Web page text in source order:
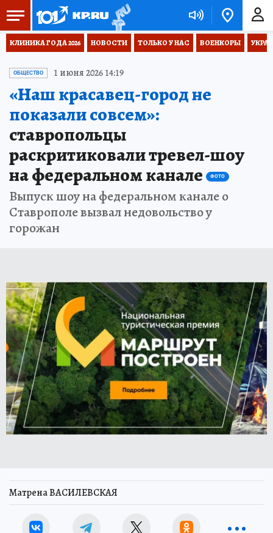
КЛИНИКА ГОДА 2026 НОВОСТИ ТОЛЬКО У НАС ВОЕНКОРЫ
ОБЩЕСТВО 1 июня 2026 14:19
«Наш красавец-город не
показали совсем»:
ставропольцы
раскритиковали тревел-шоу
на федеральном канале
ФОТО
Выпуск шоу на федеральном канале о
Ставрополе вызвал недовольство у
горожан
Матрена ВАСИЛЕВСКАЯ